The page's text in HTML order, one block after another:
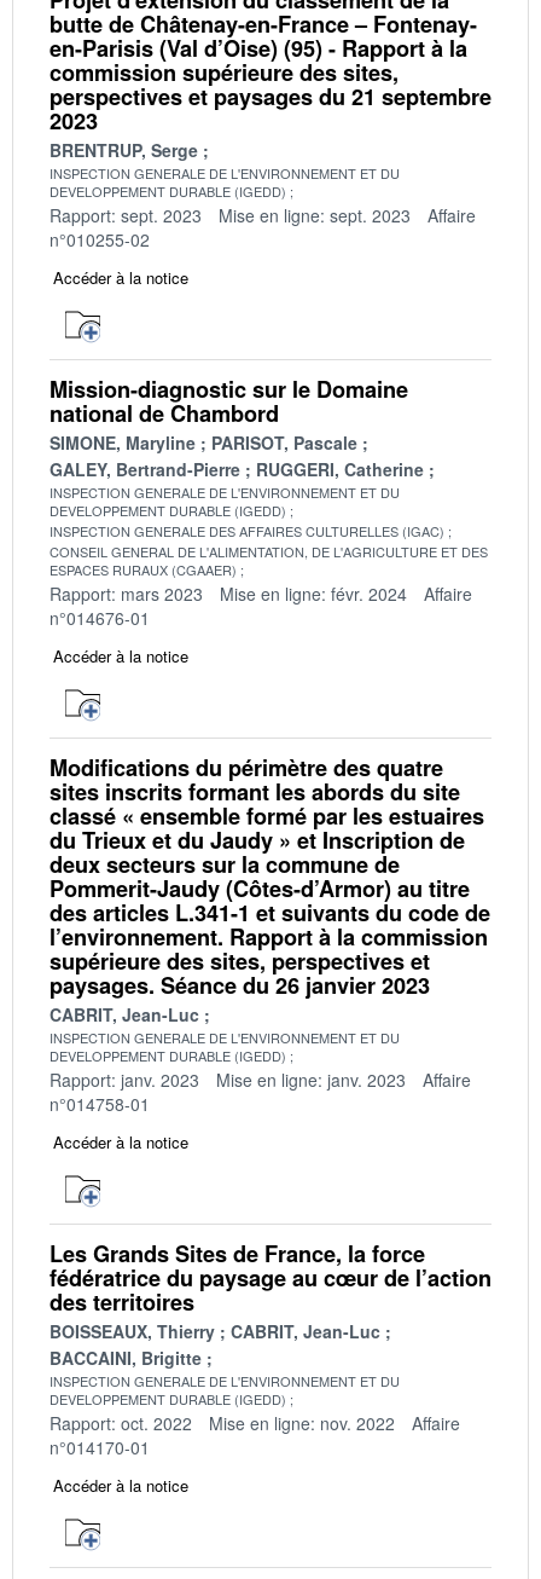
butte de Châtenay-en-France – Fontenay-
en-Parisis (Val d’Oise) (95) - Rapport à la
commission supérieure des sites,
perspectives et paysages du 21 septembre
2023
BRENTRUP, Serge
INSPECTION GENERALE DE L'ENVIRONNEMENT ET DU
DEVELOPPEMENT DURABLE (IGEDD)
Rapport: sept. 2023 Mise en ligne: sept. 2023
Affaire
n°010255-02
Accéder à la notice
Mission-diagnostic sur le Domaine
national de Chambord
SIMONE, Maryline
PARISOT, Pascale
GALEY, Bertrand-Pierre
RUGGERI, Catherine
INSPECTION GENERALE DE L'ENVIRONNEMENT ET DU
DEVELOPPEMENT DURABLE (IGEDD)
INSPECTION GENERALE DES AFFAIRES CULTURELLES (IGAC)
CONSEIL GENERAL DE L'ALIMENTATION, DE L'AGRICULTURE ET DES
ESPACES RURAUX (CGAAER)
Rapport: mars 2023 Mise en ligne: févr. 2024
Affaire
n°014676-01
Accéder à la notice
Modifications du périmètre des quatre
sites inscrits formant les abords du site
classé « ensemble formé par les estuaires
du Trieux et du Jaudy » et Inscription de
deux secteurs sur la commune de
Pommerit-Jaudy (Côtes-d’Armor) au titre
des articles L.341-1 et suivants du code de
l’environnement. Rapport à la commission
supérieure des sites, perspectives et
paysages. Séance du 26 janvier 2023
CABRIT, Jean-Luc
INSPECTION GENERALE DE L'ENVIRONNEMENT ET DU
DEVELOPPEMENT DURABLE (IGEDD)
Rapport: janv. 2023 Mise en ligne: janv. 2023
Affaire
n°014758-01
Accéder à la notice
Les Grands Sites de France, la force
fédératrice du paysage au cœur de l’action
des territoires
BOISSEAUX, Thierry
CABRIT, Jean-Luc
BACCAINI, Brigitte
INSPECTION GENERALE DE L'ENVIRONNEMENT ET DU
DEVELOPPEMENT DURABLE (IGEDD)
Rapport: oct. 2022 Mise en ligne: nov. 2022
Affaire
n°014170-01
Accéder à la notice